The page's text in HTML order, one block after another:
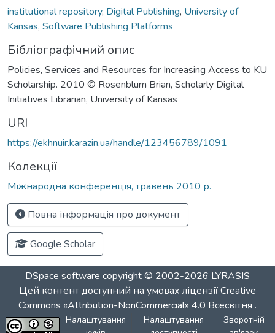
institutional repository, Digital Publishing, University of
Kansas, Software Publishing Platforms
Бібліографічний опис
Policies, Services and Resources for Increasing Access to KU
Scholarship. 2010 © Rosenblum Brian, Scholarly Digital
Initiatives Librarian, University of Kansas
URI
https://ekhnuir.karazin.ua/handle/123456789/1091
Колекції
Міжнародна конференція, травень 2010 р.
Повна інформація про документ
Google Scholar
DSpace software copyright © 2002-2026 LYRASIS
Цей контент доступний на умовах ліцензіїCreative
Commons «Attribution-NonCommercial» 4.0 Всесвітня .
Налаштування
Налаштування
Зворотній